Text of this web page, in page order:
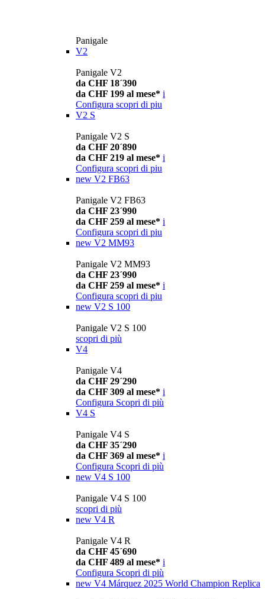
Panigale
V2
Panigale V2
da CHF 18´390
da CHF 199 al mese* i
Configura scopri di piu
V2 S
Panigale V2 S
da CHF 20´890
da CHF 219 al mese* i
Configura scopri di piu
new V2 FB63
Panigale V2 FB63
da CHF 23´990
da CHF 259 al mese* i
Configura scopri di piu
new V2 MM93
Panigale V2 MM93
da CHF 23´990
da CHF 259 al mese* i
Configura scopri di piu
new V2 S 100
Panigale V2 S 100
scopri di più
V4
Panigale V4
da CHF 29´290
da CHF 309 al mese* i
Configura Scopri di più
V4 S
Panigale V4 S
da CHF 35´290
da CHF 369 al mese* i
Configura Scopri di più
new V4 S 100
Panigale V4 S 100
scopri di più
new V4 R
Panigale V4 R
da CHF 45´690
da CHF 489 al mese* i
Configura Scopri di più
new V4 Márquez 2025 World Champion Replica